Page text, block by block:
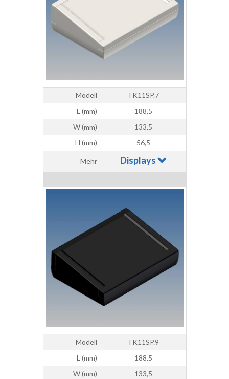
Modell
TK11SP.7
L (mm)
188,5
W (mm)
133,5
H (mm)
56,5
Mehr Displays
Modell
TK11SP.9
L (mm)
188,5
W (mm)
133,5